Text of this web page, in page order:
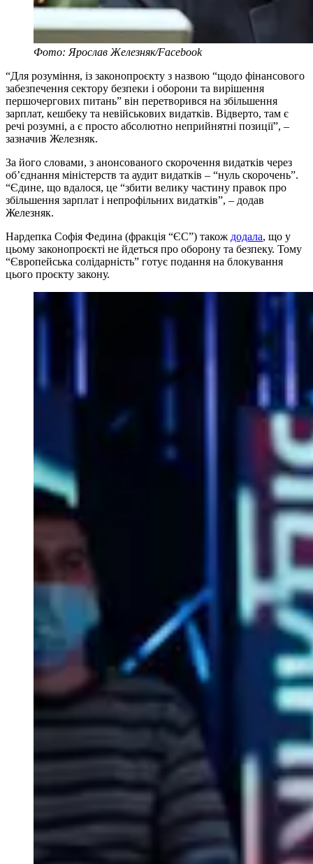
Фото: Ярослав Железняк/Facebook
“Для розуміння, із законопроєкту з назвою “щодо фінансового
забезпечення сектору безпеки і оборони та вирішення
першочергових питань” він перетворився на збільшення
зарплат, кешбеку та невійськових видатків. Відверто, там є
речі розумні, а є просто абсолютно неприйнятні позиції”, –
зазначив Железняк.
За його словами, з анонсованого скорочення видатків через
обʼєднання міністерств та аудит видатків – “нуль скорочень”.
“Єдине, що вдалося, це “збити велику частину правок про
збільшення зарплат і непрофільних видатків”, – додав
Железняк.
Нардепка Софія Федина (фракція “ЄС”) також додала, що у
цьому законопроєкті не йдеться про оборону та безпеку. Тому
“Європейська солідарність” готує подання на блокування
цього проєкту закону.